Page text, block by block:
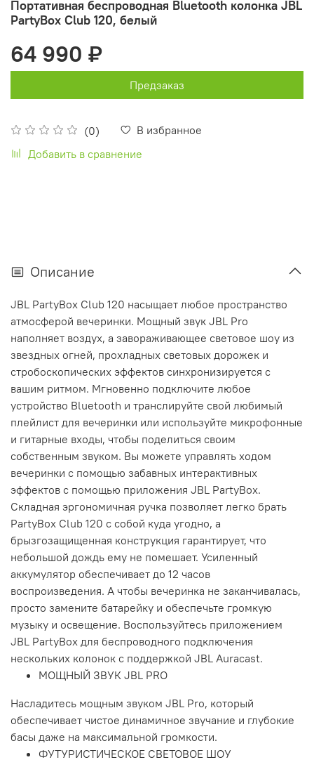
Портативная беспроводная Bluetooth колонка JBL
PartyBox Club 120, белый
(0)
В избранное
Добавить в сравнение
64 990 ₽
Предзаказ
Описание
JBL PartyBox Club 120 насыщает любое пространство
атмосферой вечеринки. Мощный звук JBL Pro
наполняет воздух, а завораживающее световое шоу из
звездных огней, прохладных световых дорожек и
стробоскопических эффектов синхронизируется с
вашим ритмом. Мгновенно подключите любое
устройство Bluetooth и транслируйте свой любимый
плейлист для вечеринки или используйте микрофонные
и гитарные входы, чтобы поделиться своим
собственным звуком. Вы можете управлять ходом
вечеринки с помощью забавных интерактивных
эффектов с помощью приложения JBL PartyBox.
Складная эргономичная ручка позволяет легко брать
PartyBox Club 120 с собой куда угодно, а
брызгозащищенная конструкция гарантирует, что
небольшой дождь ему не помешает. Усиленный
аккумулятор обеспечивает до 12 часов
воспроизведения. А чтобы вечеринка не заканчивалась,
просто замените батарейку и обеспечьте громкую
музыку и освещение. Воспользуйтесь приложением
JBL PartyBox для беспроводного подключения
нескольких колонок с поддержкой JBL Auracast.
МОЩНЫЙ ЗВУК JBL PRO
Насладитесь мощным звуком JBL Pro, который
обеспечивает чистое динамичное звучание и глубокие
басы даже на максимальной громкости.
ФУТУРИСТИЧЕСКОЕ СВЕТОВОЕ ШОУ